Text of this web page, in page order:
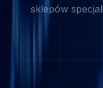
sklepów